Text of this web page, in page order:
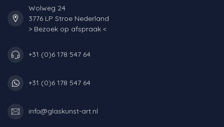
Wolweg 24
3776 LP Stroe Nederland
> Bezoek op afspraak <
+31 (0)6 178 547 64
+31 (0)6 178 547 64
info@glaskunst-art.nl